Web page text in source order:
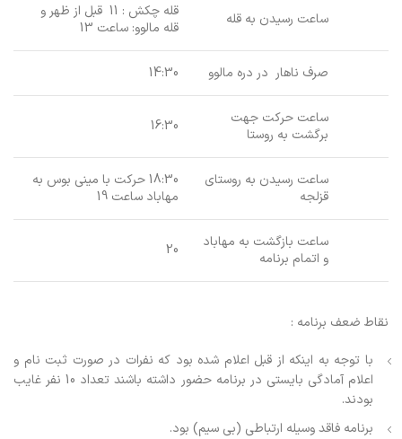
ساعت رسیدن به قله
قله چکش : 11 قبل از ظهر و
قله مالوو: ساعت 13
صرف ناهار در دره مالوو 14:30
ساعت حرکت جهت
برگشت به روستا
16:30
ساعت رسیدن به روستای
قزلجه
18:30 حرکت با مینی بوس به
مهاباد ساعت 19
ساعت بازگشت به مهاباد
و اتمام برنامه
20
نقاط ضعف برنامه :
با توجه به اینکه از قبل اعلام شده بود که نفرات در صورت ثبت نام و
اعلام آمادگی بایستی در برنامه حضور داشته باشند تعداد 10 نفر غایب
بودند.
برنامه فاقد وسیله ارتباطی (بی سیم) بود.